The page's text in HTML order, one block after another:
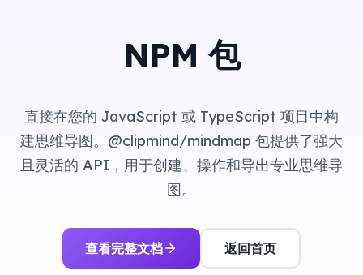
NPM 包
直接在您的 JavaScript 或 TypeScript 项目中构
建思维导图。@clipmind/mindmap 包提供了强大
且灵活的 API，用于创建、操作和导出专业思维导
图。
查看完整文档 返回首页